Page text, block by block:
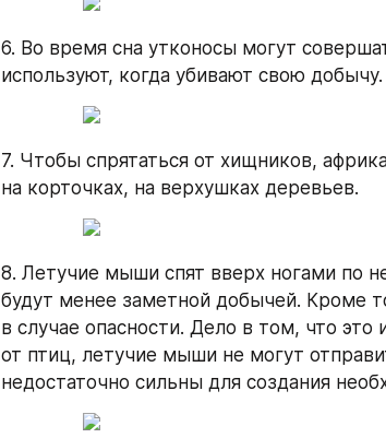
6. Во время сна утконосы могут
используют, когда убивают свою добычу.
7. Чтобы спрятаться от хищников,
на корточках, на верхушках деревьев.
8. Летучие мыши спят вверх ногами по
будут менее заметной добычей. Кроме
в случае опасности. Дело в том, что
от птиц, летучие мыши не могут
недостаточно сильны для создания